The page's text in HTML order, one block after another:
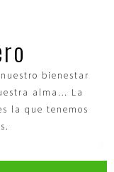
bienestar
alma… La
la que tenemos